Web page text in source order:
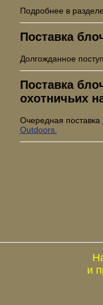
Подробнее в разделе
Поставка
Долгожданное
Поставка
охотничьих
Очередная поставка
Outdoors.
и